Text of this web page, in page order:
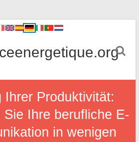
Ihrer Produktivität:
Sie Ihre berufliche E-
in wenigen